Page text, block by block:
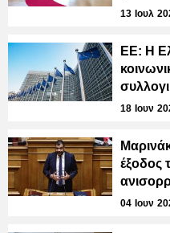
13 Ιουλ
ΕΕ: Η
18 Ιουν
έξοδος
04 Ιουν